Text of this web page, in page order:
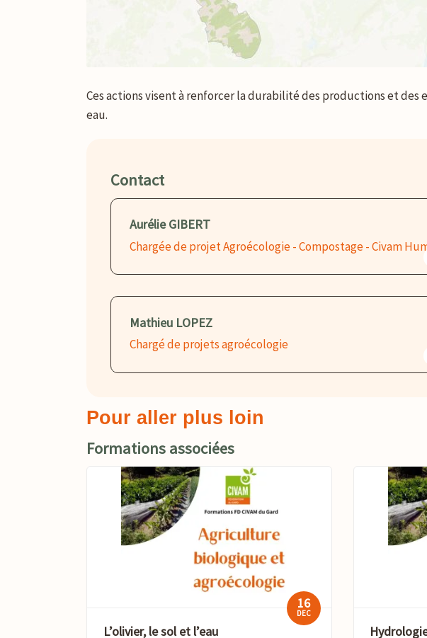
Ces actions visent à renforcer la durabilité des productions et
eau.
Contact
Aurélie GIBERT
Chargée de projet Agroécologie - Compostage - Civam
Mathieu LOPEZ
Chargé de projets agroécologie
Pour aller plus loin
Formations associées
L’olivier, le sol et l’eau
16
DEC